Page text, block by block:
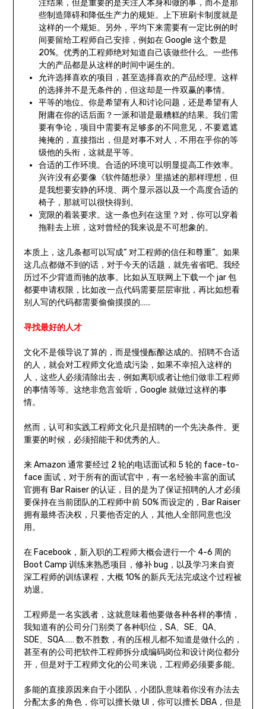
注结果，但是重要的是关注人本身和做的事，而不是那
些制造障碍和降低生产力的规矩。上下班刷卡制度就是
这样的一个规矩。另外，平均下来需要有一定比例的时
间要留给工程师自己安排，例如在 Google 这个数是
20%。优秀的工程师绝对知道自己该做些什么。一些伟
大的产品都是从这样的时间中诞生的。
允许选择喜欢的项目，甚至选择喜欢的产品经理。这样
的选择并不是无条件的，但这却是一件双赢的事情。
平等的地位。你是希望有人和讨论问题，还是希望有人
附庸在你的话后面？一派和谐是最糟糕的结果。我们需
要有争论，项目中需要有足够多的不同意见，不要遮遮
掩掩的，直接指出，但是对事不对人，不用在乎你的等
级他的头衔，这就是平等。
合适的工作环境。合适的环境可以明显提高工作效率。
兴许没有必要像《软件随想录》里描述的那样理想，但
是我想要安静的环境、两个显示器以及一个高度合适的
椅子，那就可以很快得到。
宽限的着装要求。这一条也列在这里？对，你可以穿着
拖鞋去上班，这对曾经的我来说是不可想象的。
本质上，这几条都可以写成“ 对工程师的信任和尊重”。如果
这几点都做不到的话，对于今天的话题，就先省省吧。我经
历过不少背道而驰的故事。比如从互联网上下载一个 jar 包
都要申请权限，比如改一点代码需要层层审批，再比如想看
别人写的代码都需要偷偷摸摸的……
寻找最好的人才
文化不是领导说了算的，而是慢慢酝酿达成的。招聘不合适
的人，就会对工程师文化造成污染，如果不幸招入这样的
人，这些人必须清除出去，例如离职或者让他们做非工程师
的事情等等。这绝非危言耸听，Google 就做过这样的事
情。
然而，认可和实践工程师文化只是招聘的一个先决条件。更
重要的时候，必须招能干和优秀的人。
来 Amazon 通常要经过 2 轮的电话面试和 5 轮的 face-to-
face 面试，对于所有的面试官中，有一名经验丰富的面试
官拥有 Bar Raiser 的认证，目的是为了保证招聘的人才必须
要保持在当前团队的工程师中前 50% 而设定的，Bar Raiser
拥有最终否决权，只要他否定的人，其他人全部同意也没
用。
在 Facebook，新入职的工程师大概会进行一个 4-6 周的
Boot Camp 训练来熟悉项目，修补 bug，以及学习来自资
深工程师的训练课程，大概 10% 的新兵无法完成这个过程被
劝退。
工程师是一名实践者，这就意味着他要做各种各样的事情，
我知道有的公司分门别类了各种职位，SA、SE、QA、
SDE、SQA…… 数不胜数，有的压根儿都不知道是做什么的，
甚至有的公司把软件工程师拆分成编码岗位和设计岗位都分
开，但是对于工程师文化的公司来说，工程师必须要多能。
多能的直接原因来自于小团队，小团队意味着你没有办法去
分配太多的角色，你可以擅长做 UI，你可以擅长 DBA，但是